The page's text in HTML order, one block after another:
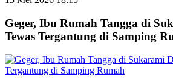
Geger, Ibu Rumah Tangga di
Tewas Tergantung di Samping